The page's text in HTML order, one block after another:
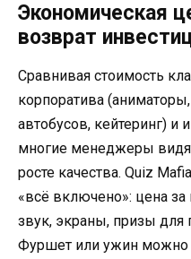
Экономическая
возврат
Сравнивая стоимость
корпоратива
автобусов, кейтеринг) и
многие менеджеры
росте качества. Quiz
«всё включено»: цена
звук, экраны, призы
Фуршет или ужин можно